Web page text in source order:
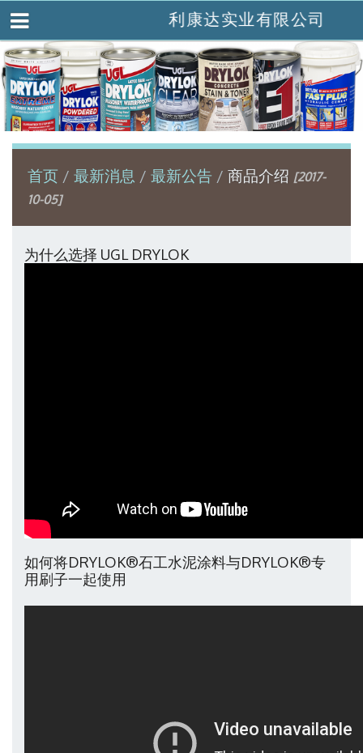
利康达实业有限公司
首页 最新消息 最新公告 商品介绍 [2017-
10-05]
为什么选择 UGL DRYLOK
如何将DRYLOK®石工水泥涂料与DRYLOK®专
用刷子一起使用